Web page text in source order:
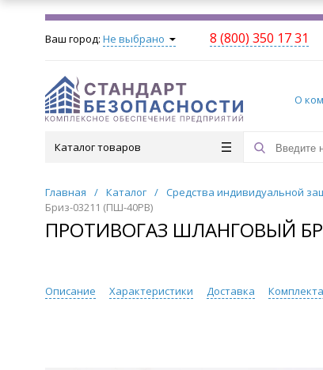
Ваш город: Не выбрано 8 (800) 350 17 31
О
Каталог товаров
Главная / Каталог / Средства индивидуальной
Бриз-03211 (ПШ-40РВ)
ПРОТИВОГАЗ ШЛАНГОВЫЙ
Описание Характеристики Доставка